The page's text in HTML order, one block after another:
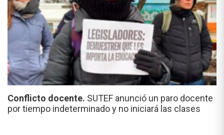
Conflicto docente. SUTEF anunció un paro docente
por tiempo indeterminado y no iniciará las clases